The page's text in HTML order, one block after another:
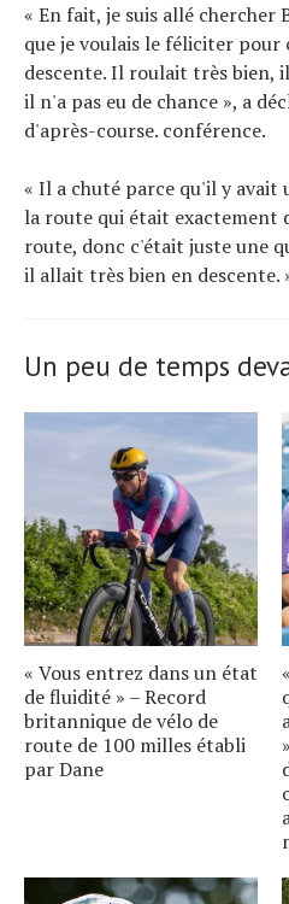
« En fait, je suis allé chercher
que je voulais le féliciter
descente. Il roulait très bien,
il n'a pas eu de chance », a
d'après-course. conférence.
« Il a chuté parce qu'il y avait
la route qui était exactement
route, donc c'était juste une
il allait très bien en descente.
Un peu de temps
« Vous entrez dans un état
de fluidité » – Record
britannique de vélo de
route de 100 milles établi
par Dane